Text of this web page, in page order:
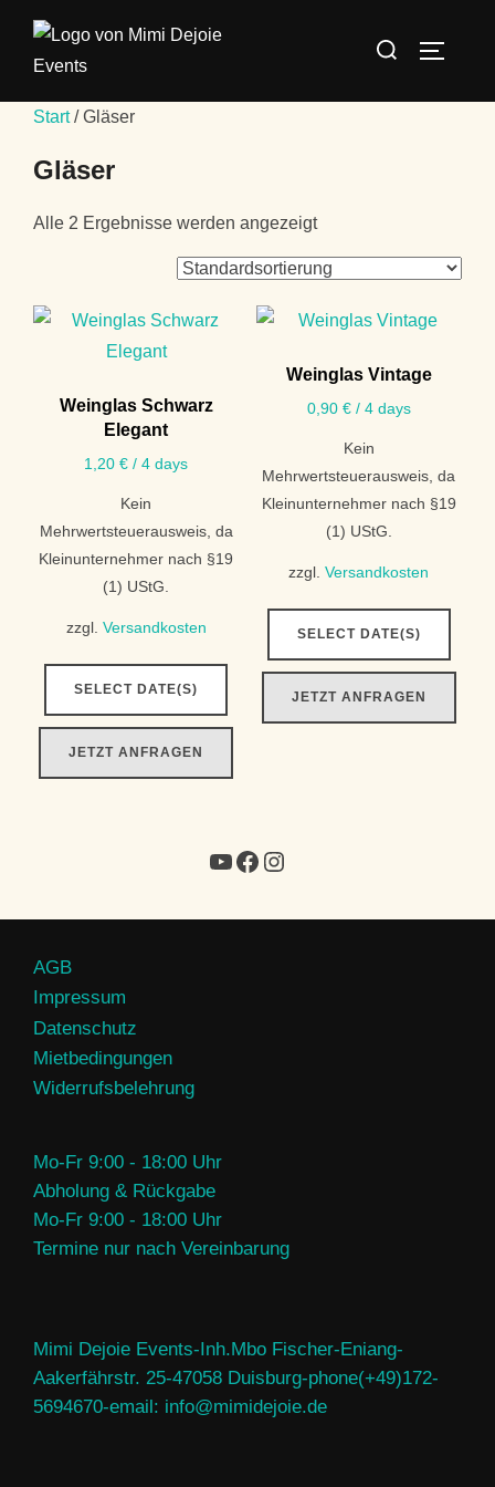
Start/ Gläser
Gläser
Alle 2 Ergebnisse werden angezeigt
Weinglas Schwarz
Elegant
1,20€ / 4 days
Kein
Mehrwertsteuerausweis, da
Kleinunternehmer nach §19
(1) UStG.
zzgl. Versandkosten
SELECT DATE(S)
JETZT ANFRAGEN
Weinglas Vintage
0,90 €/ 4 days
Kein
Mehrwertsteuerausweis, da
Kleinunternehmer nach §19
(1) UStG.
zzgl.Versandkosten
SELECT DATE(S)
JETZT ANFRAGEN
AGB
Impressum
Datenschutz
Mietbedingungen
Widerrufsbelehrung
Mo-Fr 9:00 - 18:00 Uhr
Abholung & Rückgabe
Mo-Fr 9:00 - 18:00 Uhr
Termine nur nach Vereinbarung
Mimi Dejoie Events-Inh.Mbo Fischer-Eniang-
Aakerfährstr. 25-47058 Duisburg-phone(+49)172-
5694670-email: info@mimidejoie.de